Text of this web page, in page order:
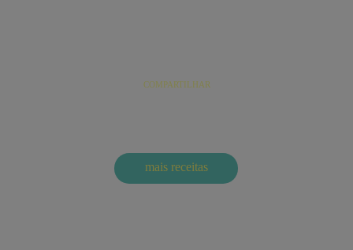
COMPARTILHAR
mais receitas